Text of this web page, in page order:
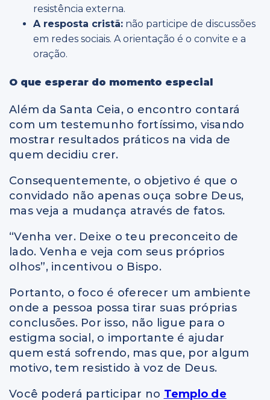
resistência externa.
A resposta cristã: não participe de discussões
em redes sociais. A orientação é o convite e a
oração.
O que esperar do momento especial
Além da Santa Ceia, o encontro contará
com um testemunho fortíssimo, visando
mostrar resultados práticos na vida de
quem decidiu crer.
Consequentemente, o objetivo é que o
convidado não apenas ouça sobre Deus,
mas veja a mudança através de fatos.
“Venha ver. Deixe o teu preconceito de
lado. Venha e veja com seus próprios
olhos”, incentivou o Bispo.
Portanto, o foco é oferecer um ambiente
onde a pessoa possa tirar suas próprias
conclusões. Por isso, não ligue para o
estigma social, o importante é ajudar
quem está sofrendo, mas que, por algum
motivo, tem resistido à voz de Deus.
Você poderá participar no Templo de